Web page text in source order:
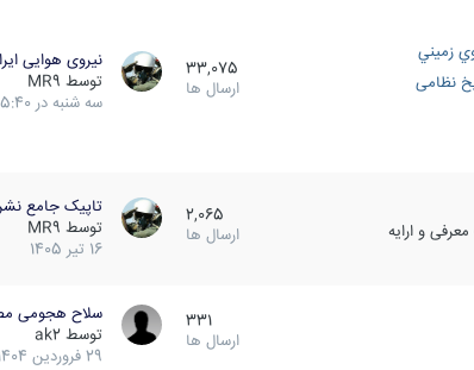
زميني
نظامی
33,075
ارسال ها
نیروی هوایی
توسط MR9
سه شنبه در 15:40
و ارایه
2,065
ارسال ها
تاپیک جامع
توسط MR9
16 تیر 1405
331
ارسال ها
سلاح هجومی
توسط ak2
29 فروردین 1404